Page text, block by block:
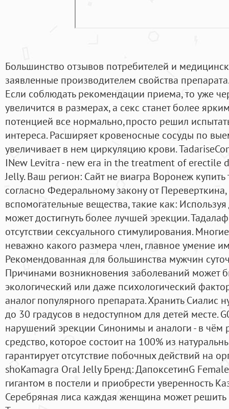
Большинство отзывов потребителей и
заявленные производителем свойства
Если соблюдать рекомендации приема, то уже
увеличится в размерах, а секс станет более
потенцией все нормально,просто решил
интереса. Расширяет кровеносные сосуды по
увеличивает в нем циркуляцию крови.
INew Levitra - new era in the treatment of erectile
Jelly. Ваш регион: Сайт не виагра Воронеж
согласно Федеральному закону от
вспомогательные вещества, такие как:
может достигнуть более лучшей эрекции.
отсутствии сексуального стимулирования.
неважно какого размера член, главное умение
Рекомендованная для большинства мужчин
Причинами возникновения заболеваний может
экологический или даже психологический
аналог популярного препарата. Хранить Сиалис
до 30 градусов в недоступном для детей месте.
нарушений эрекции Cинонимы и аналоги - в чём
средство, которое состоит на 100% из
гарантирует отсутствие побочных действий на
shoKamagra Oral Jelly Бренд: ДапоксетинG
гигантом в постели и приобрести уверенность
Серебряная лиса каждая женщина может решить